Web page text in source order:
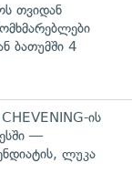
თვიდან
ბათუმში 4
ის
—
ლუკა